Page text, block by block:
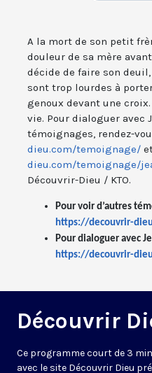
A la mort de son petit
douleur de sa mère
décide de faire son
sont trop lourdes à
genoux devant une
vie. Pour dialoguer avec
témoignages, rendez-
dieu.com/temoignage/
dieu.com/temoignage/
Découvrir-Dieu / KTO.
Pour voir d’autres
https://decouvrir-
Pour dialoguer avec
https://decouvrir-
Découvrir
Ce programme court de 3
avec le site Découvrir Dieu